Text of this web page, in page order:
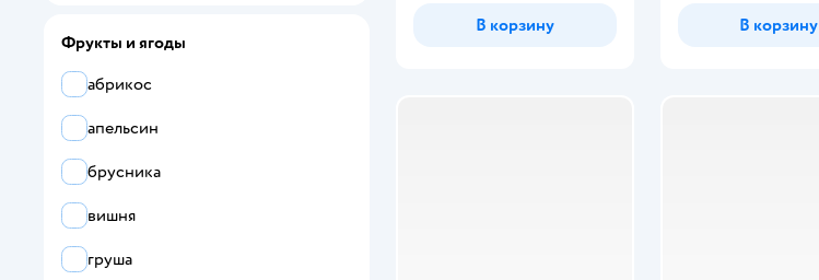
В корзину
В корзину
Фрукты и ягоды
абрикос
апельсин
брусника
вишня
груша